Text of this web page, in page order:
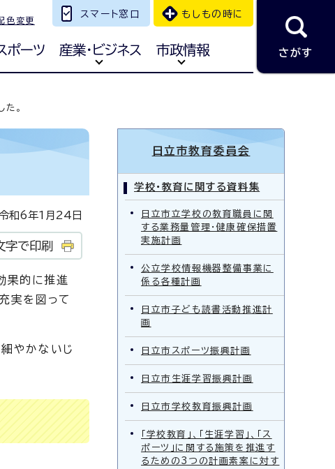
色変更
スマート窓口 もしもの時に
ポーツ 産業・ビジネス 市政情報 さがす
。
和6年1月24日
字で印刷
果的に推進
実を図って
やかないじ
日立市教育委員会
学校・教育に関する資料集
日立市立学校の教育職員に関
する業務量管理・健康確保措置
実施計画
公立学校情報機器整備事業に
係る各種計画
日立市子ども読書活動推進計
画
日立市スポーツ振興計画
日立市生涯学習振興計画
日立市学校教育振興計画
「学校教育」、「生涯学習」、「ス
ポーツ」に関する施策を推進す
るための3つの計画素案に対す